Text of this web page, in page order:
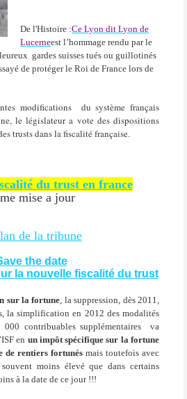
De l'Histoire :Ce Lyon dit Lyon de
Lucerneest l’hommage rendu par le
gardes suisses tués ou guillotinés
de protéger le Roi de France lors de
modifications
du système français
le législateur a vote des dispositions
trusts dans la fiscalité française.
du trust en france
mise a jour
de la tribune
the date
la nouvelle fiscalité du trust
sur la fortune, la suppression, dès 2011,
la simplification en 2012 des modalités
contribuables supplémentaires
va
en un impôt spécifique sur la fortune
rentiers fortunés mais toutefois avec
souvent moins élevé que dans certains
à la date de ce jour !!!